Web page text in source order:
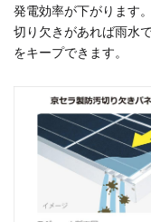
発電効率が下がります
切り欠きがあれば雨水
をキープできます。